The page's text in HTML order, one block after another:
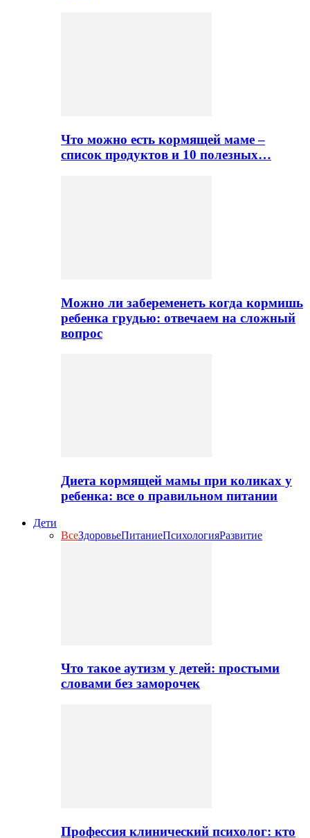
Что можно есть кормящей маме –
список продуктов и 10 полезных…
Можно ли забеременеть когда кормишь
ребенка грудью: отвечаем на сложный
вопрос
Диета кормящей мамы при коликах у
ребенка: все о правильном питании
Дети
ВсеЗдоровьеПитаниеПсихологияРазвитие
Что такое аутизм у детей: простыми
словами без заморочек
Профессия клинический психолог: кто